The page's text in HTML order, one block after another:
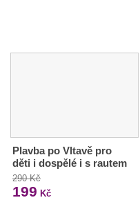
Plavba po Vltavě pro
děti i dospělé i s rautem
290 Kč
199 Kč